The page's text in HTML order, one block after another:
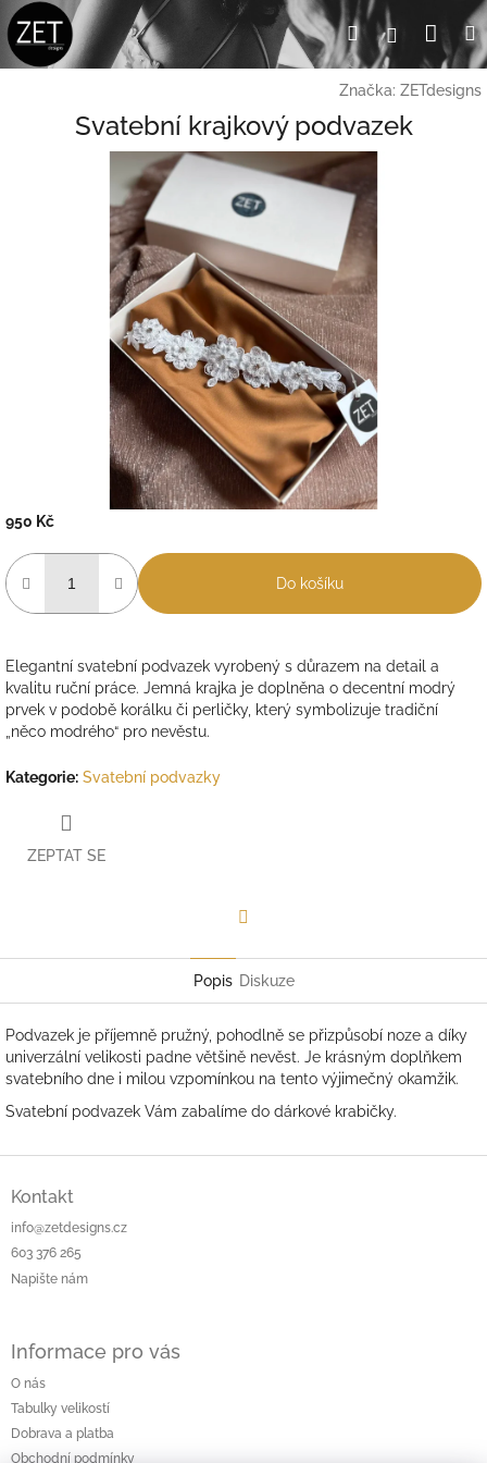
Přejít
na
obsah
HledatPřihlášení
Značka: ZETdesigns
Svatební krajkový podvazek
950 Kč
cena:
Do košíku
Elegantní svatební podvazek vyrobený s důrazem na detail a
kvalitu ruční práce. Jemná krajka je doplněna o decentní modrý
prvek v podobě korálku či perličky, který symbolizuje tradiční
„něco modrého“ pro nevěstu.
Kategorie: Svatební podvazky
ZEPTAT SE
Popis Diskuze
Podvazek je příjemně pružný, pohodlně se přizpůsobí noze a díky
univerzální velikosti padne většině nevěst. Je krásným doplňkem
svatebního dne i milou vzpomínkou na tento výjimečný okamžik.
Svatební podvazek Vám zabalíme do dárkové krabičky.
Kontakt
info@zetdesigns.cz
603 376 265
Napište nám
Informace pro vás
O nás
Tabulky velikostí
Dobrava a platba
Obchodní podmínky